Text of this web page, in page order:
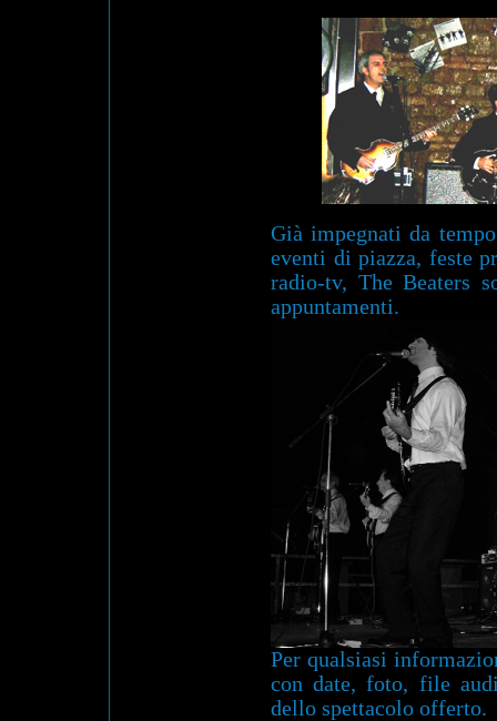
Già impegnati da
eventi di piazza, feste
radio-tv, The Beaters
appuntamenti.
Per qualsiasi
con date, foto, file
dello spettacolo offerto.